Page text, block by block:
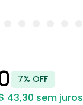
7% OFF
43,30 sem juros